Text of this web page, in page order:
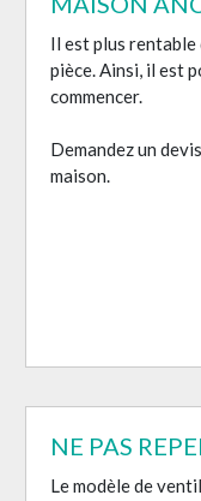
Il est plus
pièce. Ainsi, il est
commencer.
Demandez un
maison.
NE PAS
Le modèle de